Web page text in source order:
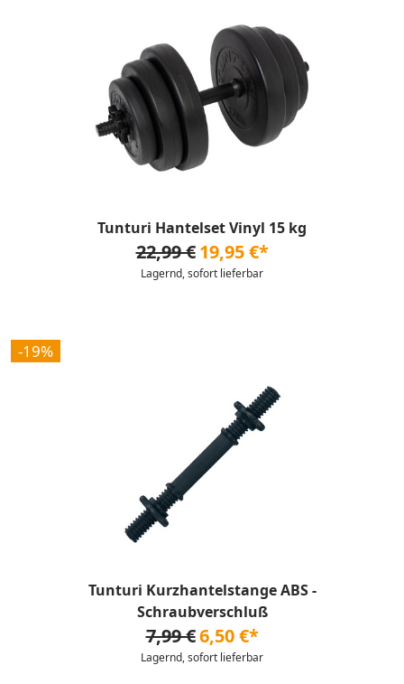
Tunturi Hantelset Vinyl 15 kg
22,99 € 19,95 €*
Lagernd, sofort lieferbar
-19%
Tunturi Kurzhantelstange ABS -
Schraubverschluß
7,99 €6,50 €*
Lagernd, sofort lieferbar